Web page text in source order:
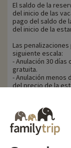
El saldo de la
del inicio de las
pago del saldo de
del inicio de la
Las
siguiente escala:
- Anulación 30 días
gratuita.
- Anulación menos
del precio de la
socio AREAS
o en las 24 horas